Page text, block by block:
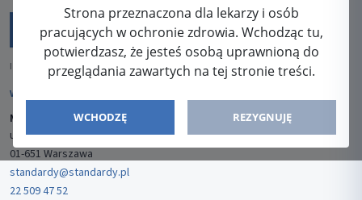
Strona przeznaczona dla lekarzy i osób
pracujących w ochronie zdrowia. Wchodząc tu,
potwierdzasz, że jesteś osobą uprawnioną do
przeglądania zawartych na tej stronie treści.
WCHODZĘ REZYGNUJĘ
ISSN: 2080-5438
WYDAWCA
Media-Press Sp. z o.o.
ul. Gwiaździsta 7B/8
01-651 Warszawa
standardy@standardy.pl
22 509 47 52